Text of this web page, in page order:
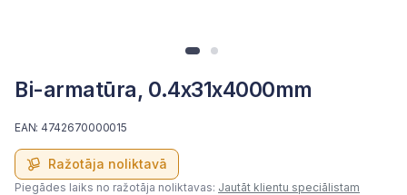
Bi-armatūra, 0.4x31x4000mm
Ražotāja noliktavā
EAN: 4742670000015
Piegādes laiks no ražotāja noliktavas: Jautāt klientu speciālistam